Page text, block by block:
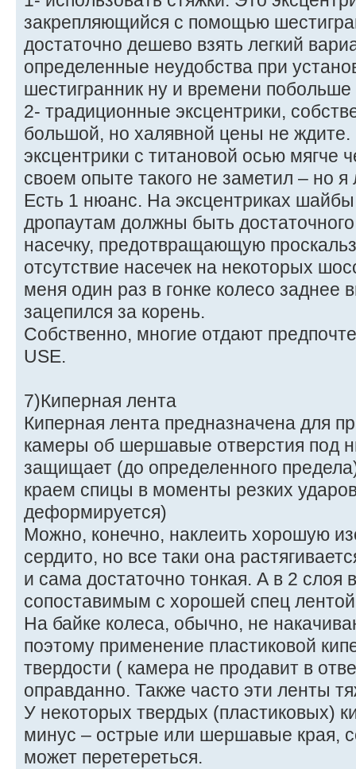
закрепляющийся с помощью
достаточно дешево взять легкий
определенные неудобства при
шестигранник ну и времени побольше
2- традиционные эксцентрики,
большой, но халявной цены не ждите.
эксцентрики с титановой осью
своем опыте такого не заметил – но я
Есть 1 нюанс. На эксцентриках
дропаутам должны быть
насечку, предотвращающую
отсутствие насечек на некоторых
меня один раз в гонке колесо заднее
зацепился за корень.
Собственно, многие отдают
USE.
7)Киперная лента
Киперная лента предназначена для
камеры об шершавые отверстия под
защищает (до определенного
краем спицы в моменты резких ударов
деформируется)
Можно, конечно, наклеить хорошую
сердито, но все таки она
и сама достаточно тонкая. А в 2 слоя
сопоставимым с хорошей спец
На байке колеса, обычно, не
поэтому применение пластиковой
твердости ( камера не продавит в
оправданно. Также часто эти ленты
У некоторых твердых (пластиковых)
минус – острые или шершавые края,
может перетереться.